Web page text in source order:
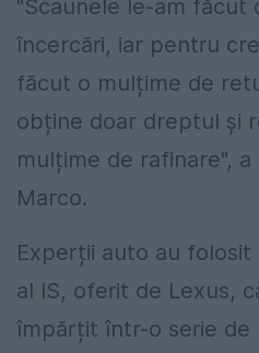
"Scaunele le-am făcut
încercări, iar pentru
făcut o mulțime de
obține doar dreptul și
mulțime de rafinare",
Marco.
Experții auto au
al IS, oferit de Lexus,
împărțit într-o serie de